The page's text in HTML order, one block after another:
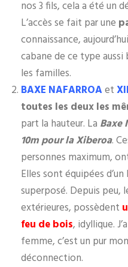
nos 3 fils, cela a été un
L’accès se fait par une
connaissance,
cabane de ce type
les familles.
BAXE NAFARROAet
toutes les deux les
part la hauteur. La Baxe
10m pour la Xiberoa.
personnes maximum,
Elles sont équipées
superposé. Depuis peu,
extérieures, possèdent
feu de bois, idyllique.
femme, c’est un pur
déconnection.